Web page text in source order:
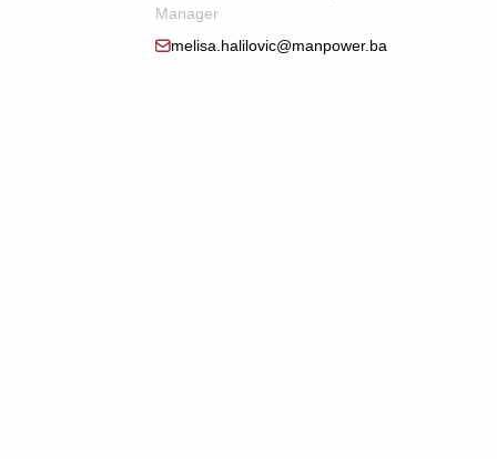
Manager
melisa.halilovic@manpower.ba